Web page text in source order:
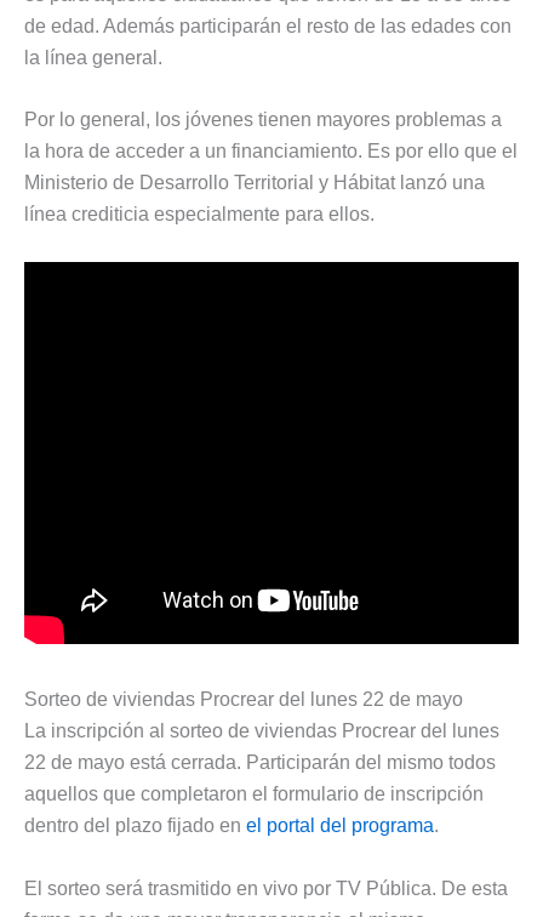
de edad. Además participarán el resto de las edades con
la línea general.
Por lo general, los jóvenes tienen mayores problemas a
la hora de acceder a un financiamiento. Es por ello que el
Ministerio de Desarrollo Territorial y Hábitat lanzó una
línea crediticia especialmente para ellos.
Sorteo de viviendas Procrear del lunes 22 de mayo
La inscripción al sorteo de viviendas Procrear del lunes
22 de mayo está cerrada. Participarán del mismo todos
aquellos que completaron el formulario de inscripción
dentro del plazo fijado en el portal del programa.
El sorteo será trasmitido en vivo por TV Pública. De esta